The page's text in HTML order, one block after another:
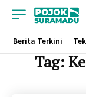
Berita Terkini
Tag: